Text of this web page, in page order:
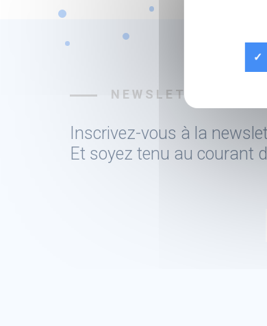
NEWSLETTER
Inscrivez-vous à la
Et soyez tenu au courant